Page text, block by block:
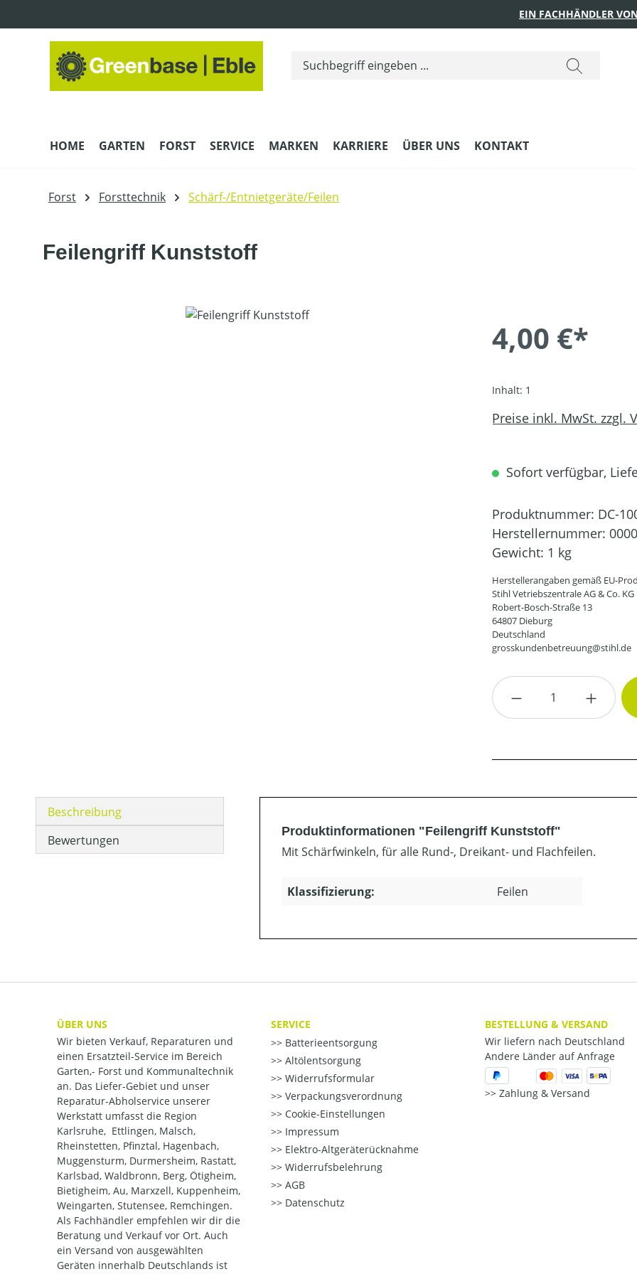
EIN FACHHÄNDLER
HOME GARTEN FORST SERVICE MARKEN KARRIERE ÜBER UNS KONTAKT
Forst Forsttechnik Schärf-/Entnietgeräte/Feilen
Feilengriff Kunststoff
4,00 €*
Inhalt: 1
Preise inkl. MwSt. zzgl.
Sofort verfügbar,
Produktnummer: DC-
Herstellernummer:
Gewicht: 1 kg
Herstellerangaben gemäß EU-
Stihl Vetriebszentrale AG & Co. KG
Robert-Bosch-Straße 13
64807 Dieburg
Deutschland
grosskundenbetreuung@stihl.de
Produkt Anzahl:
Beschreibung
Bewertungen
Produktinformationen "Feilengriff Kunststoff"
Mit Schärfwinkeln, für alle Rund-, Dreikant- und Flachfeilen.
Klassifizierung: Feilen
ÜBER UNS
Wir bieten Verkauf, Reparaturen und
einen Ersatzteil-Service im Bereich
Garten,- Forst und Kommunaltechnik
an. Das Liefer-Gebiet und unser
Reparatur-Abholservice unserer
Werkstatt umfasst die Region
Karlsruhe, Ettlingen, Malsch,
Rheinstetten, Pfinztal, Hagenbach,
Muggensturm, Durmersheim, Rastatt,
Karlsbad, Waldbronn, Berg, Ötigheim,
Bietigheim, Au, Marxzell, Kuppenheim,
Weingarten, Stutensee, Remchingen.
Als Fachhändler empfehlen wir dir die
Beratung und Verkauf vor Ort. Auch
ein Versand von ausgewählten
Geräten innerhalb Deutschlands ist
SERVICE
Batterieentsorgung
Altölentsorgung
Widerrufsformular
Verpackungsverordnung
Cookie-Einstellungen
Impressum
Elektro-Altgeräterücknahme
Widerrufsbelehrung
AGB
Datenschutz
BESTELLUNG & VERSAND
Wir liefern nach Deutschland
Andere Länder auf Anfrage
Zahlung & Versand